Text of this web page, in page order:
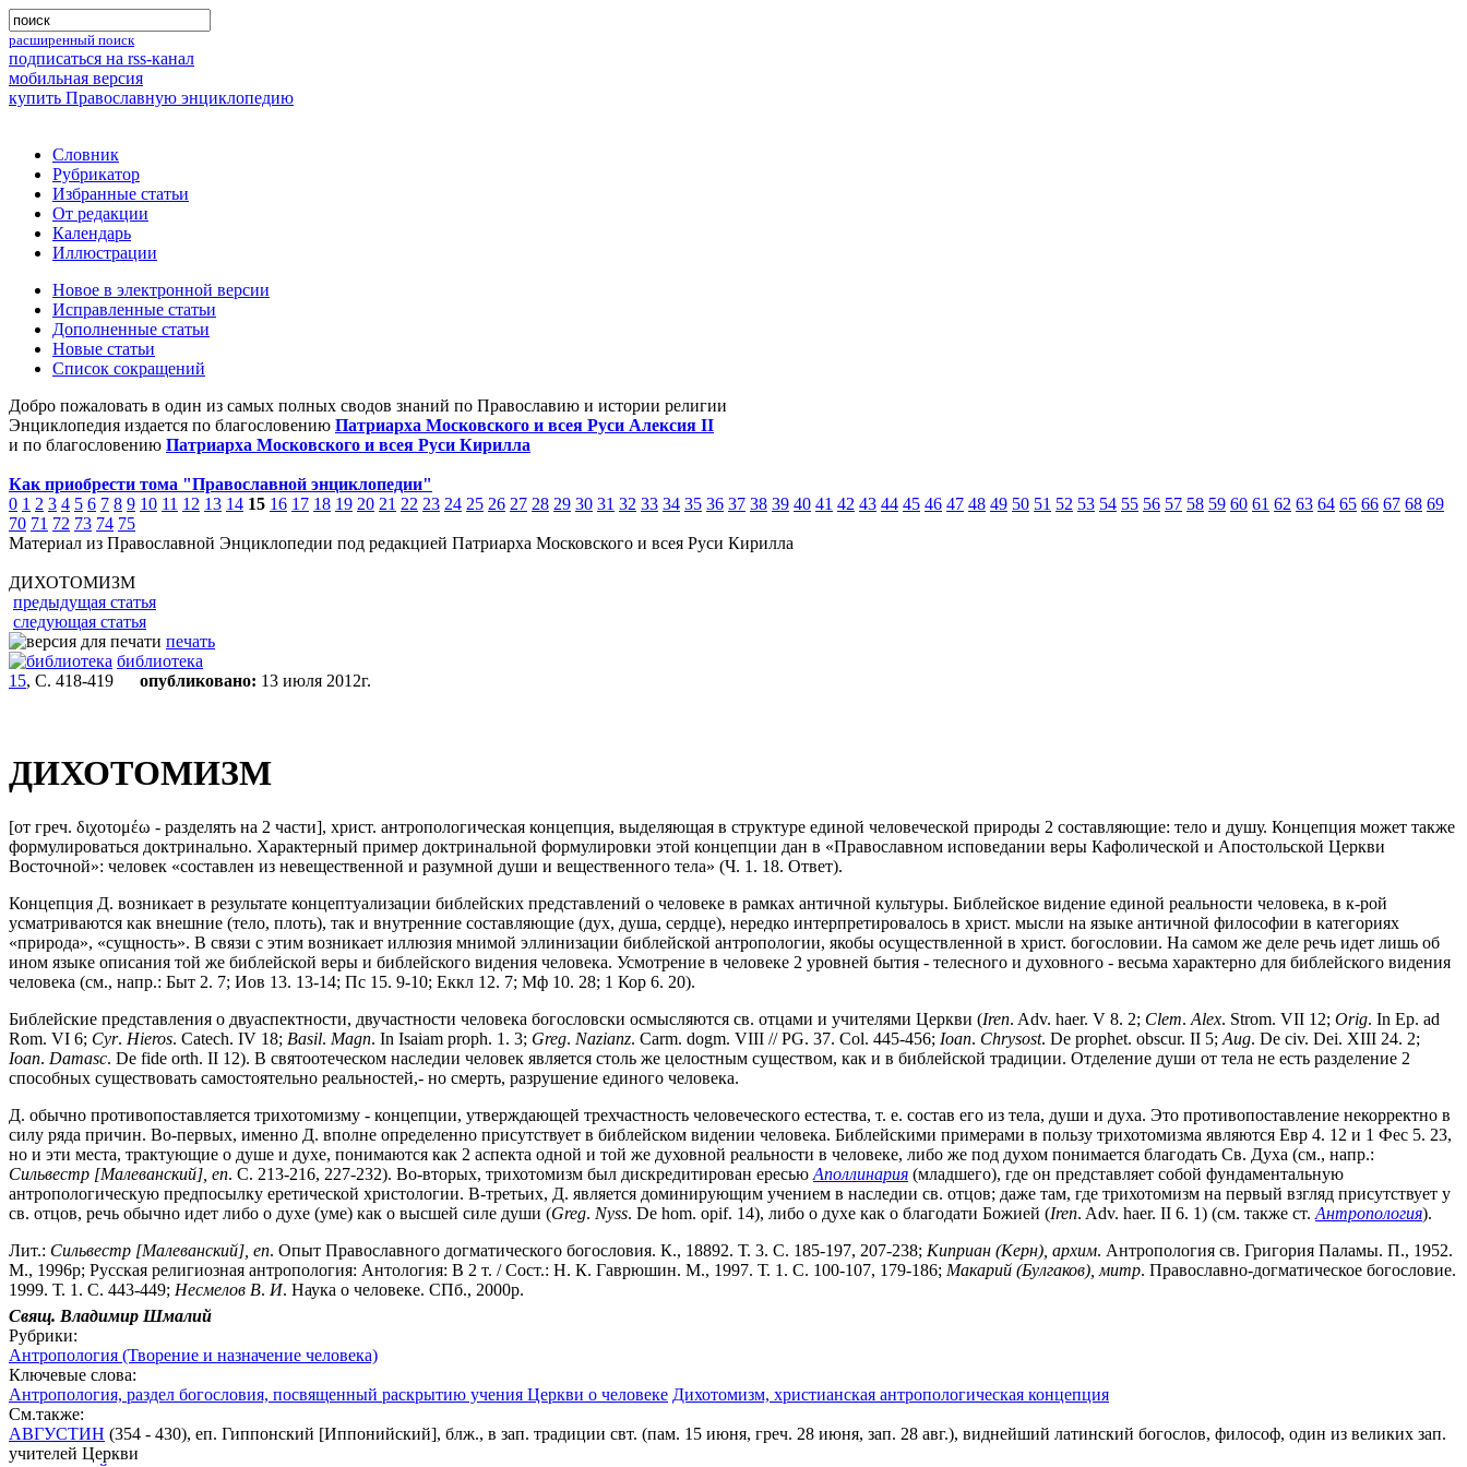
расширенный поиск
подписаться на rss-канал
мобильная версия
купить Православную энциклопедию
Словник
Рубрикатор
Избранные статьи
От редакции
Календарь
Иллюстрации
Новое в электронной версии
Исправленные статьи
Дополненные статьи
Новые статьи
Список сокращений
Добро пожаловать в один из самых полных сводов знаний по Православию и истории религии
Энциклопедия издается по благословению Патриарха Московского и всея Руси Алексия II
и по благословению Патриарха Московского и всея Руси Кирилла
Как приобрести тома "Православной энциклопедии"
0 1 2 3 4 5 6 7 8 9 10 11 12 13 14 15 16 17 18 19 20 21 22 23 24 25 26 27 28 29 30 31 32 33 34 35 36 37 38 39 40 41 42 43 44 45 46 47 48 49 50 51 52 53 54 55 56 57 58 59 60 61 62 63 64 65 66 67 68 69
70 71 72 73 74 75
Материал из Православной Энциклопедии под редакцией Патриарха Московского и всея Руси Кирилла
ДИХОТОМИЗМ
предыдущая статья
следующая статья
печать
библиотека
15, С. 418-419 опубликовано: 13 июля 2012г.
ДИХОТОМИЗМ
[от греч. διχοτομέω - разделять на 2 части], христ. антропологическая концепция, выделяющая в структуре единой человеческой природы 2 составляющие: тело и душу. Концепция может также
формулироваться доктринально. Характерный пример доктринальной формулировки этой концепции дан в «Православном исповедании веры Кафолической и Апостольской Церкви
Восточной»: человек «составлен из невещественной и разумной души и вещественного тела» (Ч. 1. 18. Ответ).
Концепция Д. возникает в результате концептуализации библейских представлений о человеке в рамках античной культуры. Библейское видение единой реальности человека, в к-рой
усматриваются как внешние (тело, плоть), так и внутренние составляющие (дух, душа, сердце), нередко интерпретировалось в христ. мысли на языке античной философии в категориях
«природа», «сущность». В связи с этим возникает иллюзия мнимой эллинизации библейской антропологии, якобы осуществленной в христ. богословии. На самом же деле речь идет лишь об
ином языке описания той же библейской веры и библейского видения человека. Усмотрение в человеке 2 уровней бытия - телесного и духовного - весьма характерно для библейского видения
человека (см., напр.: Быт 2. 7; Иов 13. 13-14; Пс 15. 9-10; Еккл 12. 7; Мф 10. 28; 1 Кор 6. 20).
Библейские представления о двуаспектности, двучастности человека богословски осмысляются св. отцами и учителями Церкви (Iren. Adv. haer. V 8. 2; Clem. Alex. Strom. VII 12; Orig. In Ep. ad
Rom. VI 6; Сyr. Hieros. Catech. IV 18; Basil. Magn. In Isaiam proph. 1. 3; Greg. Nazianz. Carm. dogm. VIII // PG. 37. Col. 445-456; Ioan. Chrysost. De prophet. obscur. II 5; Aug. De civ. Dei. XIII 24. 2;
Ioan. Damasc. De fide orth. II 12). В святоотеческом наследии человек является столь же целостным существом, как и в библейской традиции. Отделение души от тела не есть разделение 2
способных существовать самостоятельно реальностей,- но смерть, разрушение единого человека.
Д. обычно противопоставляется трихотомизму - концепции, утверждающей трехчастность человеческого естества, т. е. состав его из тела, души и духа. Это противопоставление некорректно в
силу ряда причин. Во-первых, именно Д. вполне определенно присутствует в библейском видении человека. Библейскими примерами в пользу трихотомизма являются Евр 4. 12 и 1 Фес 5. 23,
но и эти места, трактующие о душе и духе, понимаются как 2 аспекта одной и той же духовной реальности в человеке, либо же под духом понимается благодать Св. Духа (см., напр.:
Сильвестр [Малеванский], еп. С. 213-216, 227-232). Во-вторых, трихотомизм был дискредитирован ересью Аполлинария (младшего), где он представляет собой фундаментальную
антропологическую предпосылку еретической христологии. В-третьих, Д. является доминирующим учением в наследии св. отцов; даже там, где трихотомизм на первый взгляд присутствует у
св. отцов, речь обычно идет либо о духе (уме) как о высшей силе души (Greg. Nyss. De hom. opif. 14), либо о духе как о благодати Божией (Iren. Adv. haer. II 6. 1) (см. также ст. Антропология).
Лит.: Сильвестр [Малеванский], еп. Опыт Православного догматического богословия. К., 18892. Т. 3. С. 185-197, 207-238; Киприан (Керн), архим. Антропология св. Григория Паламы. П., 1952.
М., 1996р; Русская религиозная антропология: Антология: В 2 т. / Сост.: Н. К. Гаврюшин. М., 1997. Т. 1. С. 100-107, 179-186; Макарий (Булгаков), митр. Православно-догматическое богословие.
1999. Т. 1. С. 443-449; Несмелов В. И. Наука о человеке. СПб., 2000р.
Свящ. Владимир Шмалий
Рубрики:
Антропология (Творение и назначение человека)
Ключевые слова:
Антропология, раздел богословия, посвященный раскрытию учения Церкви о человеке Дихотомизм, христианская антропологическая концепция
См.также:
АВГУСТИН (354 - 430), еп. Гиппонский [Иппонийский], блж., в зап. традиции свт. (пам. 15 июня, греч. 28 июня, зап. 28 авг.), виднейший латинский богослов, философ, один из великих зап.
учителей Церкви